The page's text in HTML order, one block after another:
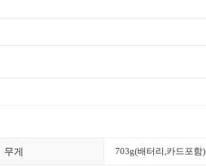
무게 703g(배터리,카드포함)